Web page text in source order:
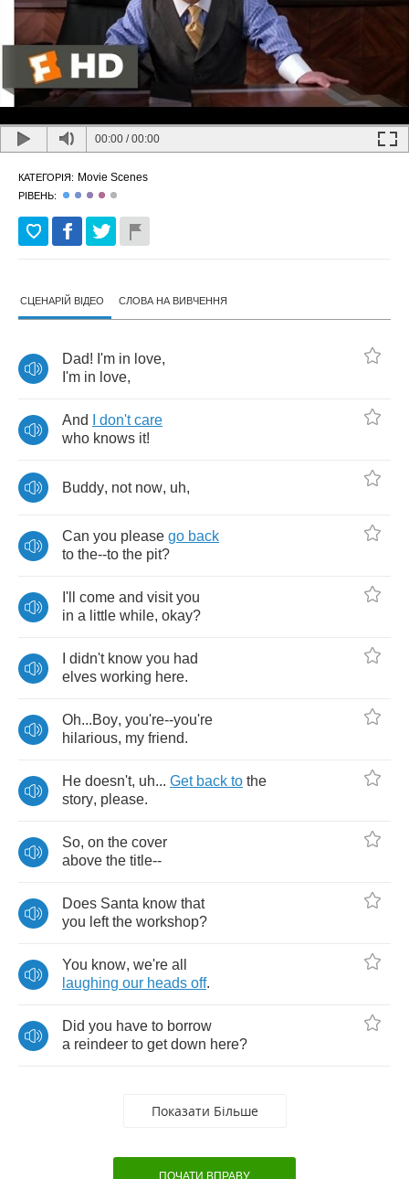
00:00 /00:00
КАТЕГОРІЯ: Movie Scenes
РІВЕНЬ:
СЦЕНАРІЙ ВІДЕО СЛОВА НА ВИВЧЕННЯ
Dad! I'm in love,
I'm in love,
And don't care
who knows it!
Buddy, not now, uh,
Can you please go back
to the--to the pit?
I'll come and visit you
in a little while, okay?
didn't know you had
elves working here.
Oh...Boy, you're--you're
hilarious, my friend.
He doesn't, uh... Get back to the
story, please.
So, on the cover
above the title--
Does Santa know that
you left the workshop?
You know, we're all
laughing our heads off.
Did you have to borrow
a reindeer to get down here?
Показати Більше
ПОЧАТИ ВПРАВУ